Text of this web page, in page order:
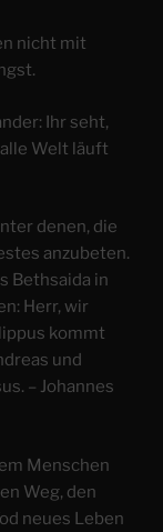
nicht mit
Ihr seht,
Welt läuft
denen, die
anzubeten.
Bethsaida in
Herr, wir
kommt
und
– Johannes
Menschen
Weg, den
neues Leben